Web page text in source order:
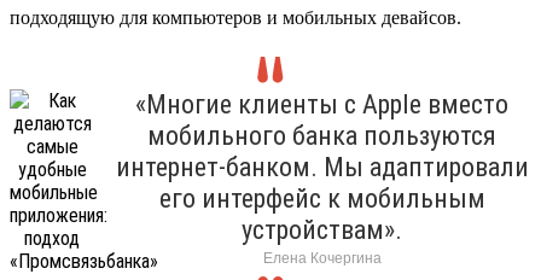
подходящую для компьютеров и мобильных девайсов.
«Многие клиенты с Apple вместо
мобильного банка пользуются
интернет-банком. Мы адаптировали
его интерфейс к мобильным
устройствам».
Елена Кочергина